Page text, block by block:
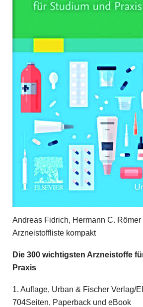
Andreas Fidrich, Hermann C. Römer
Arzneistoffliste kompakt
Die 300 wichtigsten Arzneistoffe
Praxis
1. Auflage, Urban & Fischer Verlag/
704Seiten, Paperback und eBook